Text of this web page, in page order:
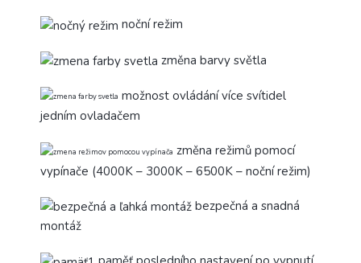
noční režim
změna barvy světla
možnost ovládání více svítidel
jedním ovladačem
změna režimů pomocí
vypínače (4000K – 3000K – 6500K – noční režim)
bezpečná a snadná
montáž